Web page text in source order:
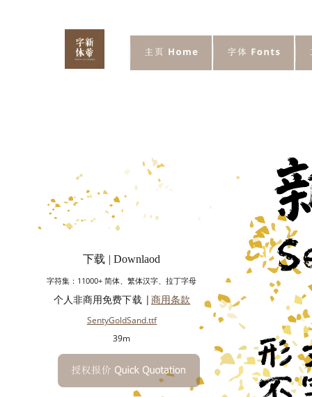
下载 | Downlaod
字符集：11000+ 简体、繁体汉字、拉丁字母
个人非商用免费下载 | 商用条款
SentyGoldSand.ttf
39m